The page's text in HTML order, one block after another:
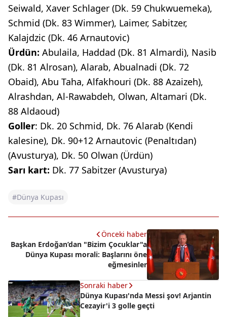
Seiwald, Xaver Schlager (Dk. 59 Chukwuemeka),
Schmid (Dk. 83 Wimmer), Laimer, Sabitzer,
Kalajdzic (Dk. 46 Arnautovic)
Ürdün: Abulaila, Haddad (Dk. 81 Almardi), Nasib
(Dk. 81 Alrosan), Alarab, Abualnadi (Dk. 72
Obaid), Abu Taha, Alfakhouri (Dk. 88 Azaizeh),
Alrashdan, Al-Rawabdeh, Olwan, Altamari (Dk.
88 Aldaoud)
Goller: Dk. 20 Schmid, Dk. 76 Alarab (Kendi
kalesine), Dk. 90+12 Arnautovic (Penaltıdan)
(Avusturya), Dk. 50 Olwan (Ürdün)
Sarı kart: Dk. 77 Sabitzer (Avusturya)
#Dünya Kupası
Önceki haber
Başkan Erdoğan’dan "Bizim Çocuklar"a
Dünya Kupası morali: Başlarını öne
eğmesinler
Sonraki haber
Dünya Kupası'nda Messi şov! Arjantin
Cezayir'i 3 golle geçti